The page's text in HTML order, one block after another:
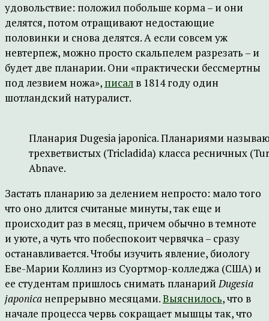
удовольствие: положил побольше корма – и они
делятся, потом отращивают недостающие
половинки и снова делятся. А если совсем уж
невтерпеж, можно просто скальпелем разрезать – и
будет две планарии. Они «практически бессмертны
под лезвием ножа», писал в 1814 году один
шотландский натуралист.
Планария Dugesia japonica. Планариями
трехветвистых (Tricladida) класса ресничных
Abnave.
Застать планарию за делением непросто: мало того
что оно длится считаные минуты, так еще и
происходит раз в месяц, причем обычно в темноте
и уюте, а чуть что побеспокоит червячка – сразу
останавливается. Чтобы изучить явление, биологу
Еве-Марии Коллинз из Суортмор-колледжа (США) и
ее студентам пришлось снимать планарийDugesia
japonica непрерывно месяцами.Выяснилось, что в
начале процесса червь сокращает мышцы так, что